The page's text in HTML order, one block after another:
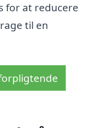
for at reducere
til en